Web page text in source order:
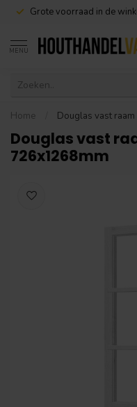
Grote voorraad in de
MENU
Home Douglas vast
Douglas vast
726x1268mm